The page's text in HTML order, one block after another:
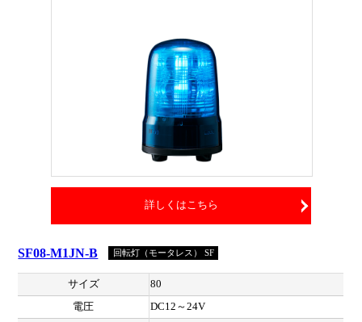
詳しくはこちら
SF08-M1JN-B 回転灯（モータレス） SF
サイズ
80
電圧
DC12～24V